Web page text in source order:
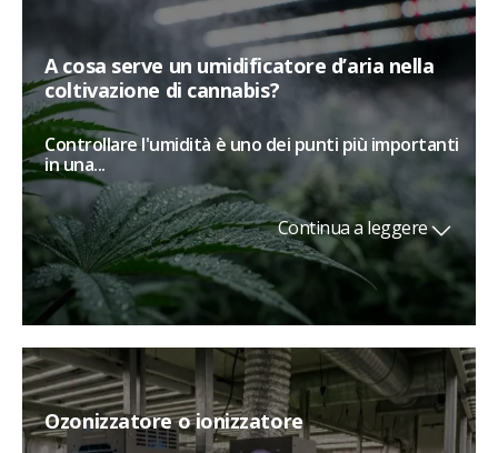
A cosa serve un umidificatore d’aria nella
coltivazione di cannabis?
Controllare l'umidità è uno dei punti più importanti
in una...
Continua a leggere
Ozonizzatore o ionizzatore